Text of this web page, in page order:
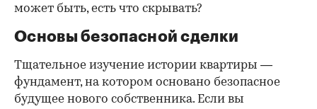
может быть, есть что скрывать?
Основы безопасной сделки
Тщательное изучение истории квартиры —
фундамент, на котором основано безопасное
будущее нового собственника. Если вы